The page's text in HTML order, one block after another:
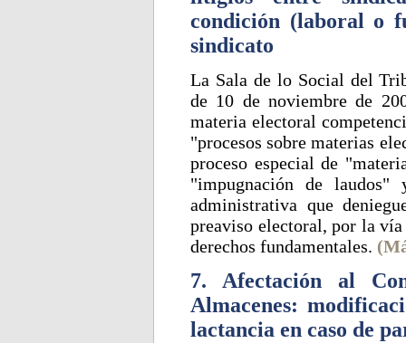
condición (laboral o
sindicato
La Sala de lo Social del
de 10 de noviembre de
materia electoral
"procesos sobre materias
proceso especial de
"impugnación de
administrativa que
preaviso electoral, por la
derechos fundamentales.
7. Afectación al
Almacenes:
lactancia en caso de